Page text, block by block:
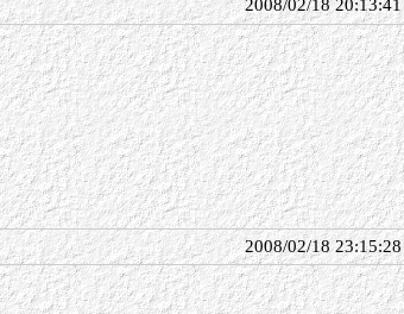
2008/02/18 20:13:41
2008/02/18 23:15:28